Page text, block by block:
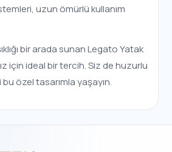
uzun ömürlü kullanım
bir arada sunan Legato Yatak
için ideal bir tercih. Siz de huzurlu
özel tasarımla yaşayın.